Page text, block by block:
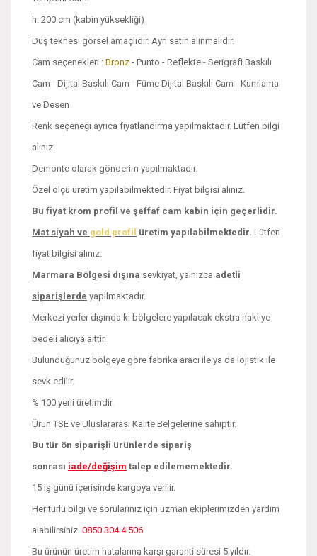
h. 200 cm (kabin yüksekliği)
Duş teknesi görsel amaçlıdır. Ayrı satın alınmalıdır.
Cam seçenekleri : Bronz - Punto - Reflekte - Serigrafi Baskılı
Cam - Dijital Baskılı Cam - Füme Dijital Baskılı Cam - Kumlama
ve Desen
Renk seçeneği ayrıca fiyatlandırma yapılmaktadır. Lütfen bilgi
alınız.
Demonte olarak gönderim yapılmaktadır.
Özel ölçü üretim yapılabilmektedir. Fiyat bilgisi alınız.
Bu fiyat krom profil ve şeffaf cam kabin için geçerlidir.
Mat siyah ve gold profil üretim yapılabilmektedir. Lütfen
fiyat bilgisi alınız.
Marmara Bölgesi dışına sevkiyat, yalnızca adetli
siparişlerde yapılmaktadır.
Merkezi yerler dışında ki bölgelere yapılacak ekstra nakliye
bedeli alıcıya aittir.
Bulunduğunuz bölgeye göre fabrika aracı ile ya da lojistik ile
sevk edilir.
% 100 yerli üretimdir.
Ürün TSE ve Uluslararası Kalite Belgelerine sahiptir.
Bu tür ön siparişli ürünlerde sipariş
sonrası iade/değişim talep edilememektedir.
15 iş günü içerisinde kargoya verilir.
Her türlü bilgi ve sorularınız için uzman ekiplerimizden yardım
alabilirsiniz. 0850 304 4 506
Bu ürünün üretim hatalarına karşı garanti süresi 5 yıldır.